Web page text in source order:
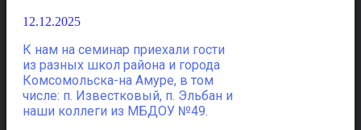
12.12.2025
К нам на семинар приехали гости
из разных школ района и города
Комсомольска-на Амуре, в том
числе: п. Известковый, п. Эльбан и
наши коллеги из МБДОУ №49.